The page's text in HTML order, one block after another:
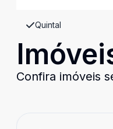
Quintal
Confira imóveis